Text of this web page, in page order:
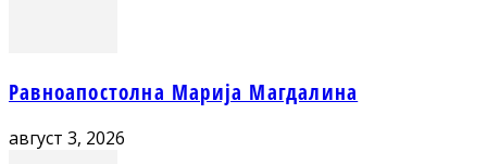
Равноапостолна Марија Магдалина
август 3, 2026